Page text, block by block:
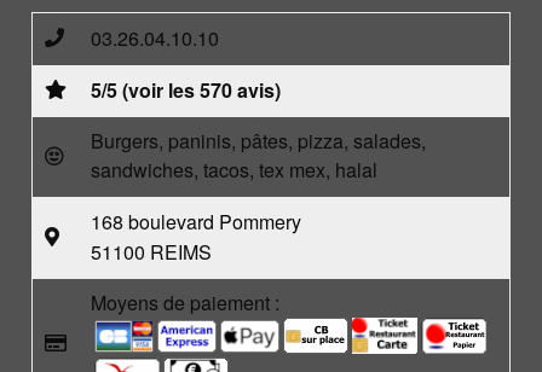
03.26.04.10.10
5/5 (voir les 570 avis)
Burgers, paninis, pâtes, pizza, salades,
sandwiches, tacos, tex mex, halal
168 boulevard Pommery
51100 REIMS
Moyens de paiement :